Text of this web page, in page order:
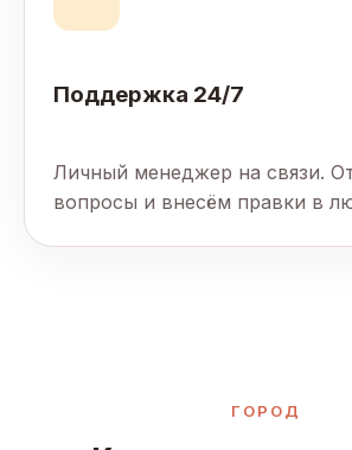
Поддержка 24/7
Личный менеджер на связи.
вопросы и внесём правки в
ГОРОД